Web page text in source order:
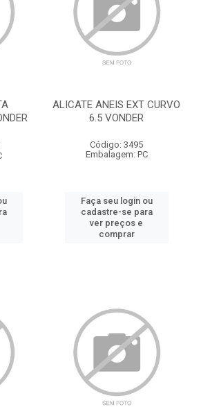
ALICATE ANEIS EXT CURVO
6.5 VONDER
Código: 3495
Embalagem: PC
Faça seu login ou
cadastre-se para
ver preços e
comprar